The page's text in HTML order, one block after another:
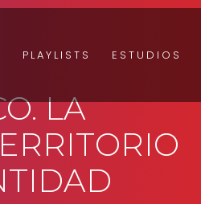
PLAYLISTS ESTUDIOS
LA